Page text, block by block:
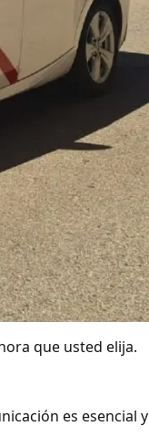
que usted elija.
es esencial y